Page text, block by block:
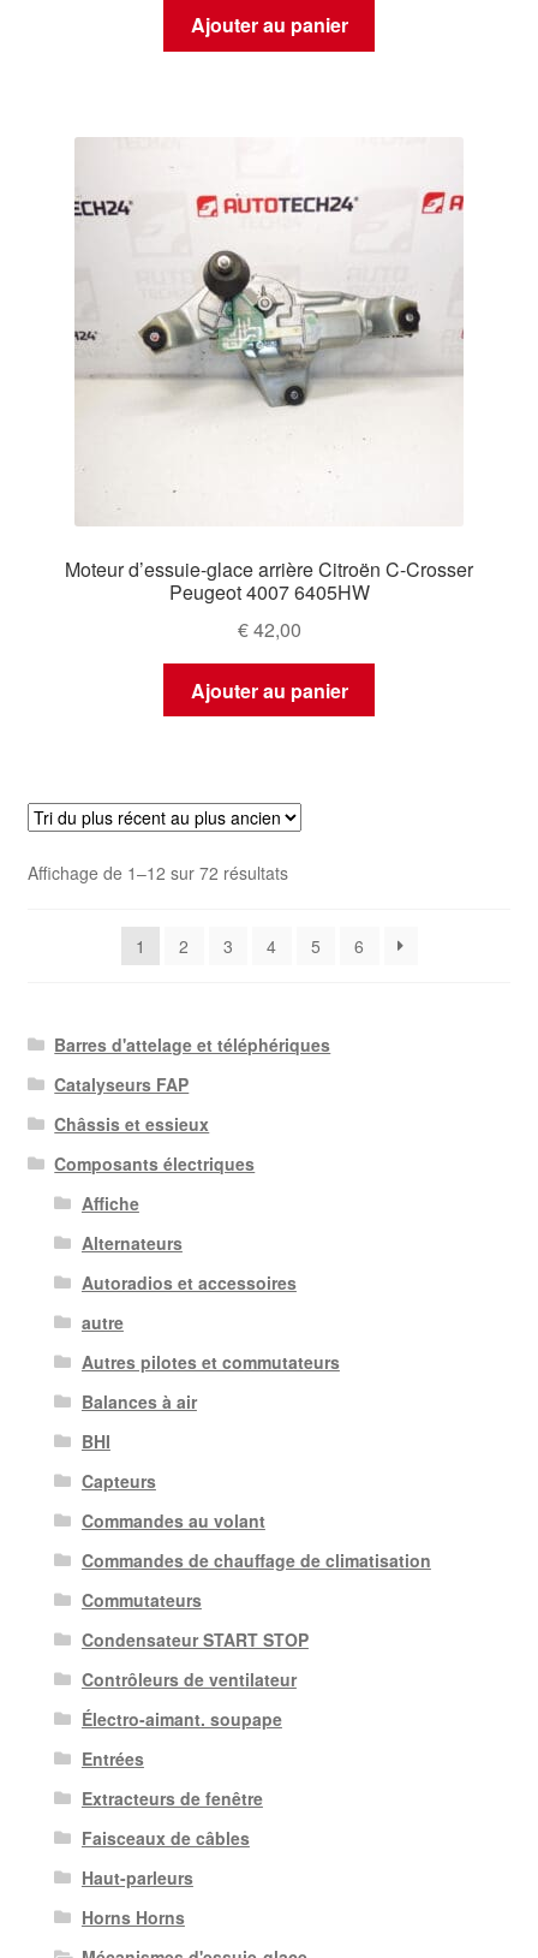
Ajouter au panier
Moteur d’essuie-glace arrière Citroën C-Crosser
Peugeot 4007 6405HW
€42,00
Ajouter au panier
Affichage de 1–12 sur 72 résultatsTrié
récent
1 2 3 4 5 6
Barres d'attelage et téléphériques
Catalyseurs FAP
Châssis et essieux
Composants électriques
Affiche
Alternateurs
Autoradios et accessoires
autre
Autres pilotes et commutateurs
Balances à air
BHI
Capteurs
Commandes au volant
Commandes de chauffage de climatisation
Commutateurs
Condensateur START STOP
Contrôleurs de ventilateur
Électro-aimant. soupape
Entrées
Extracteurs de fenêtre
Faisceaux de câbles
Haut-parleurs
Horns Horns